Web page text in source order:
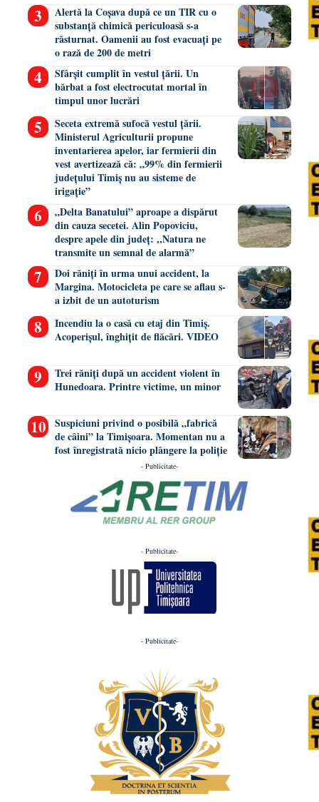
Alertă la Coșava după ce un TIR cu o
substanță chimică periculoasă s-a
răsturnat. Oamenii au fost evacuați pe
o rază de 200 de metri
Sfârșit cumplit în vestul țării. Un
bărbat a fost electrocutat mortal în
timpul unor lucrări
Seceta extremă sufocă vestul țării.
Ministerul Agriculturii propune
inventarierea apelor, iar fermierii din
vest avertizează că: „99% din fermierii
județului Timiș nu au sisteme de
irigație”
„Delta Banatului” aproape a dispărut
din cauza secetei. Alin Popoviciu,
despre apele din județ: ,,Natura ne
transmite un semnal de alarmă”
Doi răniți în urma unui accident, la
Margina. Motocicleta pe care se aflau s-
a izbit de un autoturism
Incendiu la o casă cu etaj din Timiș.
Acoperișul, înghițit de flăcări. VIDEO
Trei răniți după un accident violent în
Hunedoara. Printre victime, un minor
Suspiciuni privind o posibilă „fabrică
de câini” la Timișoara. Momentan nu a
fost înregistrată nicio plângere la poliție
- Publicitate-
- Publicitate-
- Publicitate-